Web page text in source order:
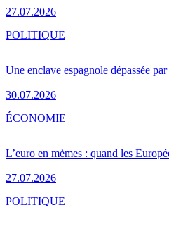
27.07.2026
Une enclave espagnole dépassée
30.07.2026
POLITIQUE
L’euro en mèmes : quand les
27.07.2026
ÉCONOMIE
POLITIQUE